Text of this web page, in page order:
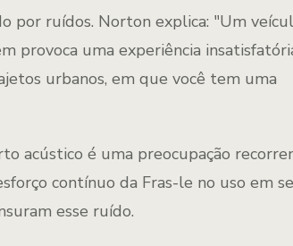
por ruídos. Norton explica: "Um
provoca uma experiência
urbanos, em que você tem uma
acústico é uma preocupação
contínuo da Fras-le no uso em
esse ruído.